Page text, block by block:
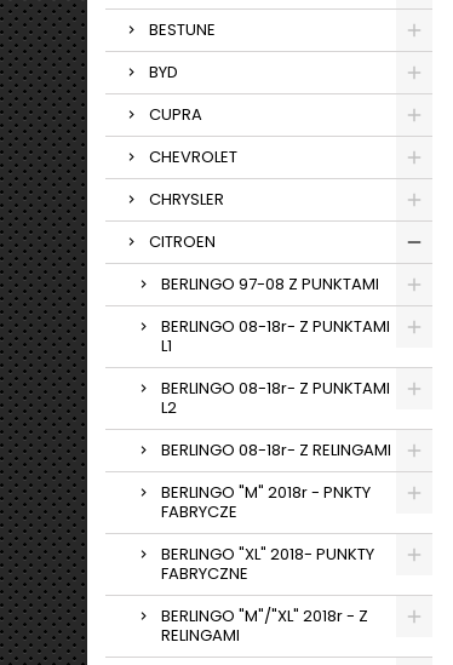
BESTUNE
BYD
CUPRA
CHEVROLET
CHRYSLER
CITROEN
BERLINGO 97-08 Z PUNKTAMI
BERLINGO 08-18r- Z PUNKTAMI
L1
BERLINGO 08-18r- Z PUNKTAMI
L2
BERLINGO 08-18r- Z RELINGAMI
BERLINGO "M" 2018r - PNKTY
FABRYCZE
BERLINGO "XL" 2018- PUNKTY
FABRYCZNE
BERLINGO "M"/"XL" 2018r - Z
RELINGAMI